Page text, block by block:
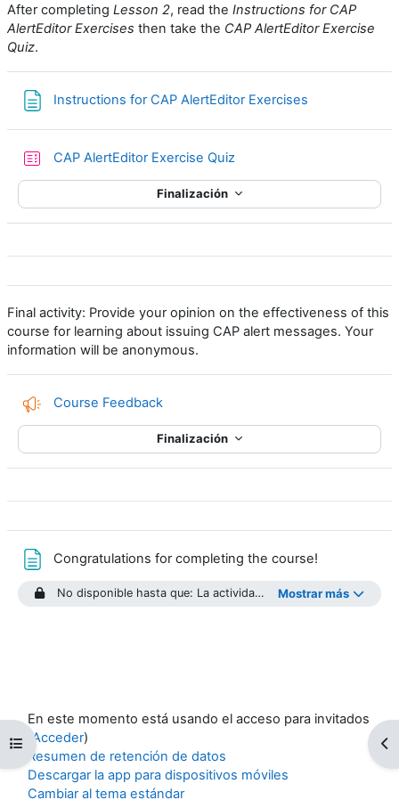
Abrir índice del curso
After completing Lesson 2, read the Instructions for CAP
AlertEditor Exercises then take the CAP AlertEditor Exercise
Quiz.
Instructions for CAP AlertEditor Exercises
CAP AlertEditor Exercise Quiz
Finalización
Final activity: Provide your opinion on the effectiveness of this
course for learning about issuing CAP alert messages. Your
information will be anonymous.
Course FeedbackEncuesta
Finalización
Congratulations for completing the course!
Mostrar más
No disponible hasta que: La actividad Anatomy of a CAP
En este momento está usando el acceso para invitados
Acceder)
Resumen de retención de datos
Descargar la app para dispositivos móviles
Cambiar al tema estándar